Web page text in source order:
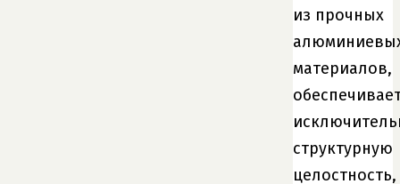
из прочных
материалов,
структурную
целостность,